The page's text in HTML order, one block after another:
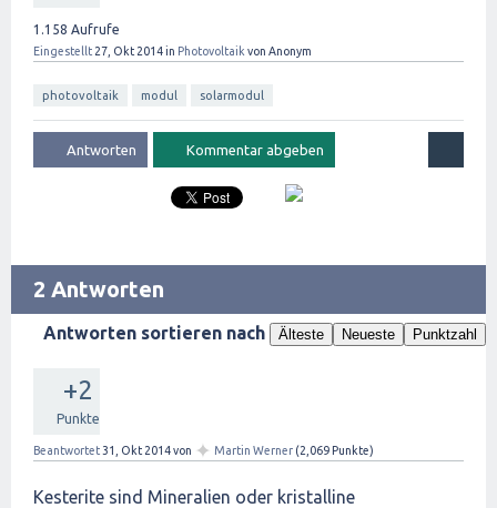
1.158 Aufrufe
Eingestellt 27, Okt 2014in Photovoltaik von Anonym
photovoltaik modul solarmodul
2 Antworten
Antworten sortieren nach Älteste Neueste Punktzahl
+2
Punkte
Beantwortet 31, Okt 2014von ✦ Martin Werner (2,069 Punkte)
Kesterite sind Mineralien oder kristalline